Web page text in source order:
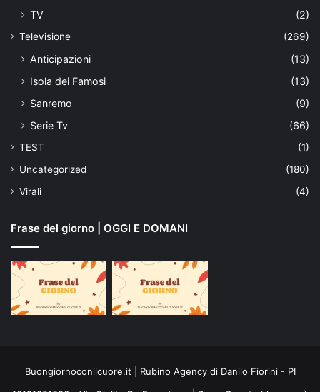
TV
(2)
Televisione (269)
Anticipazioni
(13)
Isola dei Famosi
(13)
Sanremo
(9)
Serie Tv
(66)
TEST
(1)
Uncategorized
(180)
Virali
(4)
Frase del giorno | OGGI E DOMANI
Buongiornoconilcuore.it | Rubino Agency di Danilo Fiorini - PI